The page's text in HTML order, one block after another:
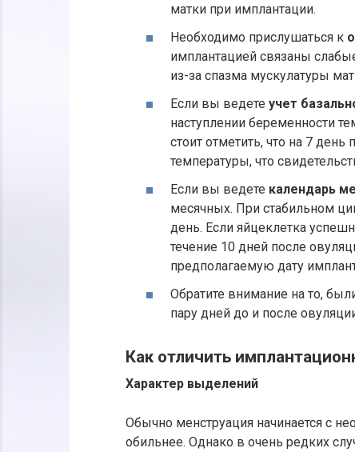
матки при имплантации.
Необходимо прислушаться к
имплантацией связаны
из-за спазма мускулатуры
Если вы ведете учет
наступлении беременности
стоит отметить, что на 7
температуры, что
Если вы ведете календарь
месячных. При стабильном
день. Если яйцеклетка
течение 10 дней после
предполагаемую дату
Обратите внимание на то,
пару дней до и после
Как отличить
Характер выделений
Обычно менструация начинается с
обильнее. Однако в очень редких